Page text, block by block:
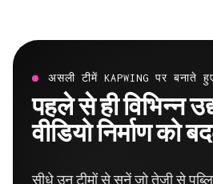
असली टीमें KAPWING पर बनाते
पहले से ही विभिन्न
वीडियो निर्माण को
सीधे उन टीमों से सुनें जो तेजी से